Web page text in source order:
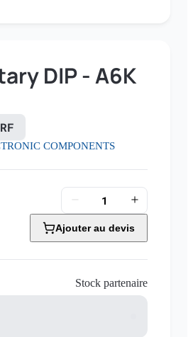
DIP - A6K
COMPONENTS
Ajouter au devis
Stock partenaire